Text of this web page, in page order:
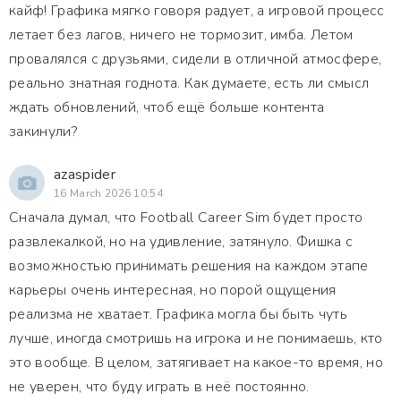
кайф! Графика мягко говоря радует, а игровой процесс
летает без лагов, ничего не тормозит, имба. Летом
провалялся с друзьями, сидели в отличной атмосфере,
реально знатная годнота. Как думаете, есть ли смысл
ждать обновлений, чтоб ещё больше контента
закинули?
azaspider
16 March 2026 10:54
Сначала думал, что Football Career Sim будет просто
развлекалкой, но на удивление, затянуло. Фишка с
возможностью принимать решения на каждом этапе
карьеры очень интересная, но порой ощущения
реализма не хватает. Графика могла бы быть чуть
лучше, иногда смотришь на игрока и не понимаешь, кто
это вообще. В целом, затягивает на какое-то время, но
не уверен, что буду играть в неё постоянно.